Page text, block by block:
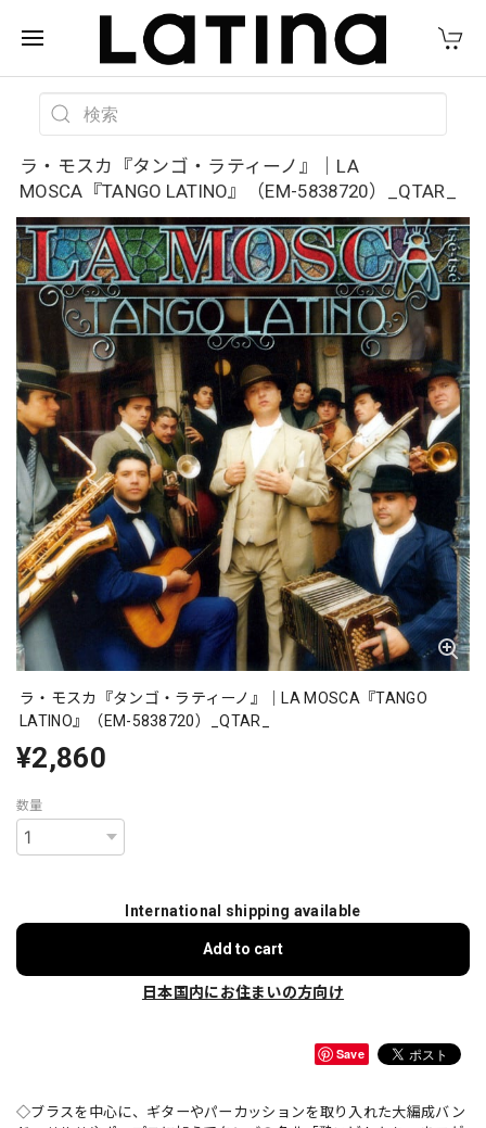
ラ・モスカ『タンゴ・ラティーノ』｜LA
MOSCA『TANGO LATINO』（EM-5838720）_QTAR_
ラ・モスカ『タンゴ・ラティーノ』｜LA MOSCA『TANGO
LATINO』（EM-5838720）_QTAR_
¥2,860
数量
International shipping available
Add to cart
日本国内にお住まいの方向け
Save
◇ブラスを中心に、ギターやパーカッションを取り入れた大編成バン